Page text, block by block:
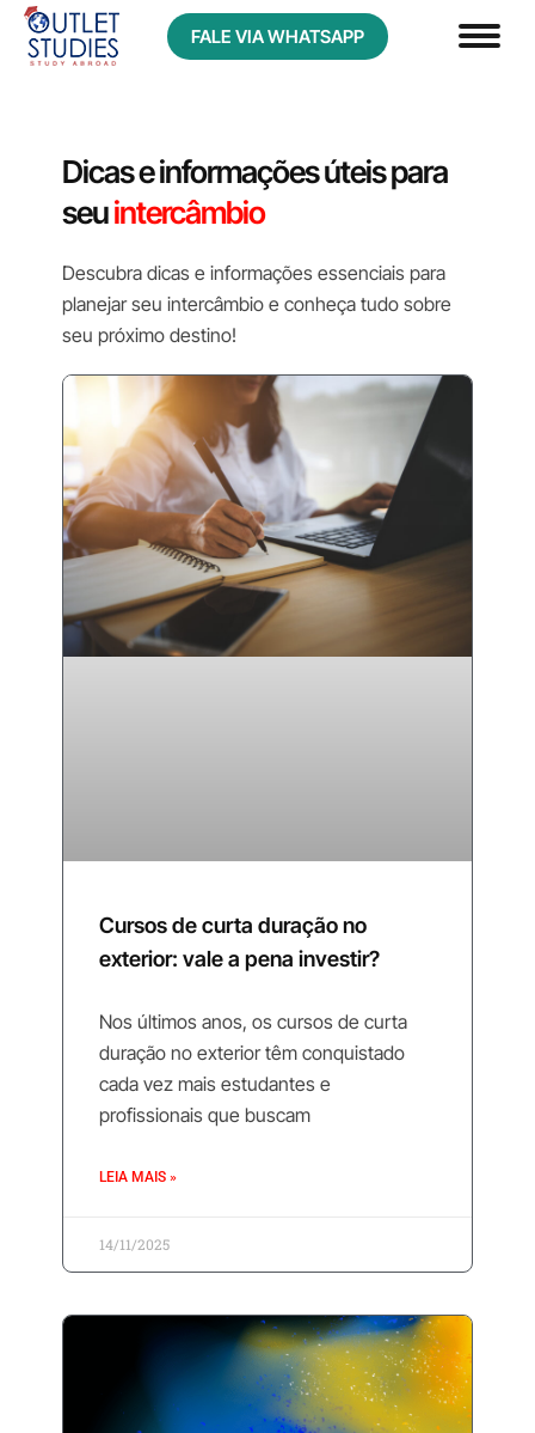
FALE VIA WHATSAPP
Dicas e informações úteis para
seuintercâmbio
Descubra dicas e informações essenciais para
planejar seu intercâmbio e conheça tudo sobre
seu próximo destino!
Cursos de curta duração no
exterior: vale a pena investir?
Nos últimos anos, os cursos de curta
duração no exterior têm conquistado
cada vez mais estudantes e
profissionais que buscam
LEIA MAIS »
14/11/2025